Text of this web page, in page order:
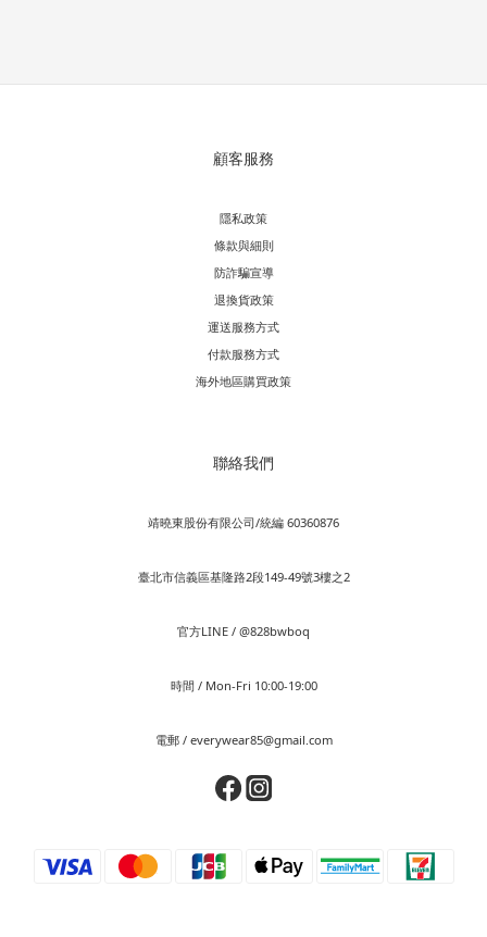
顧客服務
隱私政策
條款與細則
防詐騙宣導
退換貨政策
運送服務方式
付款服務方式
海外地區購買政策
聯絡我們
靖曉東股份有限公司/統編 60360876
臺北市信義區基隆路2段149-49號3樓之2
官方LINE / @828bwboq
時間 / Mon-Fri 10:00-19:00
電郵 / everywear85@gmail.com